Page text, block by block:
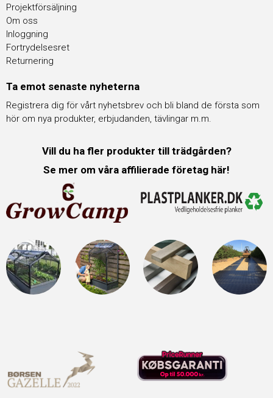
Projektförsäljning
Om oss
Inloggning
Fortrydelsesret
Returnering
Ta emot senaste nyheterna
Registrera dig för vårt nyhetsbrev och bli bland de första som
hör om nya produkter, erbjudanden, tävlingar m.m.
Vill du ha fler produkter till trädgården?
Se mer om våra affilierade företag här!